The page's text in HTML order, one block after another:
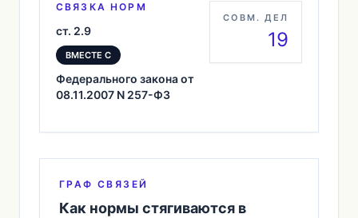
СВЯЗКА НОРМ
ст. 2.9
ВМЕСТЕ С
Федерального закона от
08.11.2007 N 257-ФЗ
СОВМ. ДЕЛ
19
ГРАФ СВЯЗЕЙ
Как нормы стягиваются в